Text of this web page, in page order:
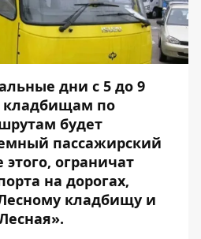
дни с 5 до 9
кладбищам по
будет
пассажирский
ограничат
на дорогах,
кладбищу и